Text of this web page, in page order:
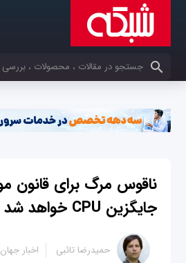
کلمات کلیدی خود را وارد کنید
جایگزین CPU خواهد شد
حمیدرضا تائبی اخبار جهان